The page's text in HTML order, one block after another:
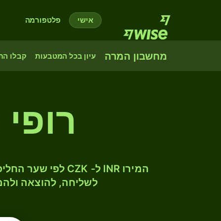
אישי פלטפורמה
מחשבון המרה עיון בכל המטבעות קבלו
לשליחה, להוצאה